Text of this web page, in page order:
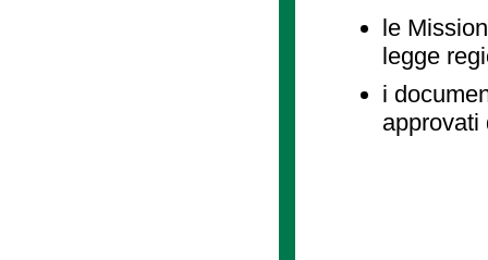
le
legge
i
approvati